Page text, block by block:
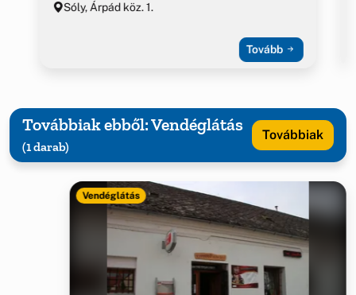
Sóly, Árpád köz. 1.
Tovább
Továbbiak ebből: Vendéglátás
(1 darab)
Továbbiak
Vendéglátás